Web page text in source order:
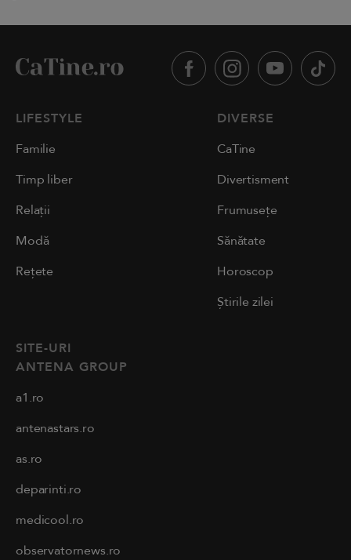
LIFESTYLE
Familie
Timp liber
Relații
Modă
Rețete
DIVERSE
CaTine
Divertisment
Frumusețe
Sănătate
Horoscop
Știrile zilei
SITE-URI
ANTENA GROUP
a1.ro
antenastars.ro
as.ro
deparinti.ro
medicool.ro
observatornews.ro